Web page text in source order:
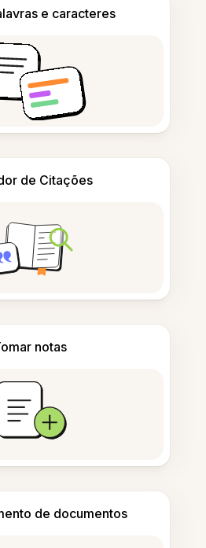
e caracteres
de Citações
notas
de documentos